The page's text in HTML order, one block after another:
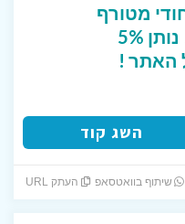
מטורף
לאתר אייס! נותן 5%
האתר !
השג קוד
שיתוף בוואטסאפ העתק URL